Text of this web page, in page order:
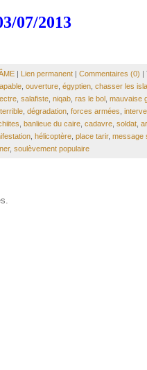
07/2013
| Lien permanent| Commentaires (0) |
, ouverture, égyptien, chasser les
, salafiste, niqab, ras le bol, mauvaise
terrible, dégradation, forces armées
banlieue du caire, cadavre, soldat,
, hélicoptère, place tarir, message
, soulèvement populaire